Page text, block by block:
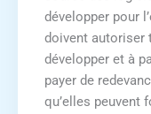
développer pour
doivent autoriser
développer et à
payer de
qu’elles peuvent